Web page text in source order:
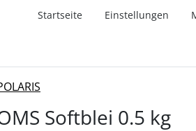
Startseite Einstellungen
Softblei 0.5 kg
zwischen den Bildern zu